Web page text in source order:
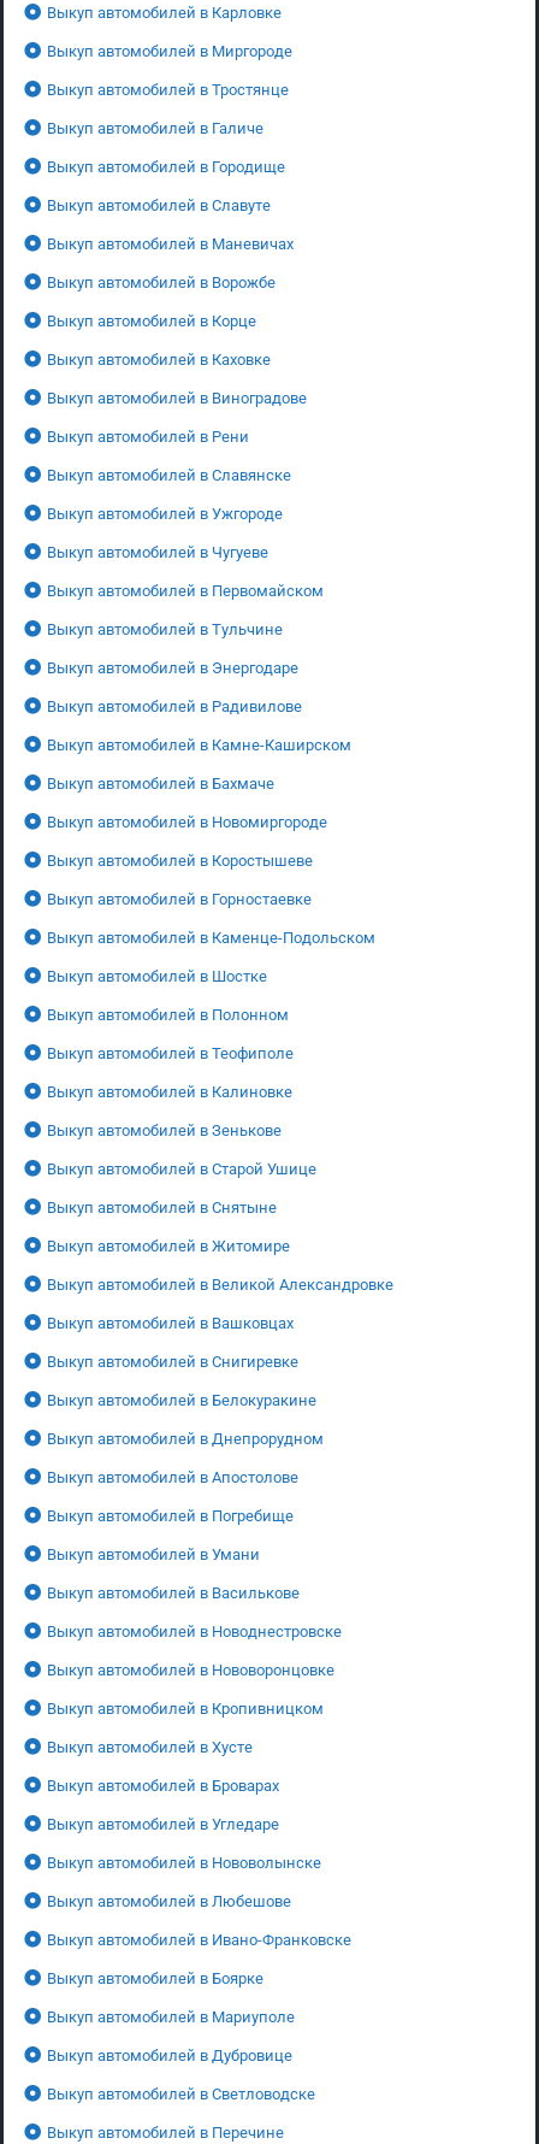
Выкуп автомобилей в Карловке
Выкуп автомобилей в Миргороде
Выкуп автомобилей в Тростянце
Выкуп автомобилей в Галиче
Выкуп автомобилей в Городище
Выкуп автомобилей в Славуте
Выкуп автомобилей в Маневичах
Выкуп автомобилей в Ворожбе
Выкуп автомобилей в Корце
Выкуп автомобилей в Каховке
Выкуп автомобилей в Виноградове
Выкуп автомобилей в Рени
Выкуп автомобилей в Славянске
Выкуп автомобилей в Ужгороде
Выкуп автомобилей в Чугуеве
Выкуп автомобилей в Первомайском
Выкуп автомобилей в Тульчине
Выкуп автомобилей в Энергодаре
Выкуп автомобилей в Радивилове
Выкуп автомобилей в Камне-Каширском
Выкуп автомобилей в Бахмаче
Выкуп автомобилей в Новомиргороде
Выкуп автомобилей в Коростышеве
Выкуп автомобилей в Горностаевке
Выкуп автомобилей в Каменце-Подольском
Выкуп автомобилей в Шостке
Выкуп автомобилей в Полонном
Выкуп автомобилей в Теофиполе
Выкуп автомобилей в Калиновке
Выкуп автомобилей в Зенькове
Выкуп автомобилей в Старой Ушице
Выкуп автомобилей в Снятыне
Выкуп автомобилей в Житомире
Выкуп автомобилей в Великой Александровке
Выкуп автомобилей в Вашковцах
Выкуп автомобилей в Снигиревке
Выкуп автомобилей в Белокуракине
Выкуп автомобилей в Днепрорудном
Выкуп автомобилей в Апостолове
Выкуп автомобилей в Погребище
Выкуп автомобилей в Умани
Выкуп автомобилей в Василькове
Выкуп автомобилей в Новоднестровске
Выкуп автомобилей в Нововоронцовке
Выкуп автомобилей в Кропивницком
Выкуп автомобилей в Хусте
Выкуп автомобилей в Броварах
Выкуп автомобилей в Угледаре
Выкуп автомобилей в Нововолынске
Выкуп автомобилей в Любешове
Выкуп автомобилей в Ивано-Франковске
Выкуп автомобилей в Боярке
Выкуп автомобилей в Мариуполе
Выкуп автомобилей в Дубровице
Выкуп автомобилей в Светловодске
Выкуп автомобилей в Перечине